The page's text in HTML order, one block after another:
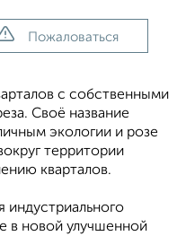
Пожаловаться
с собственными
Своё название
экологии и розе
территории
кварталов.
в новой улучшенной